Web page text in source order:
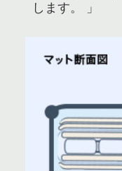
します。 」